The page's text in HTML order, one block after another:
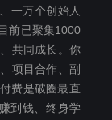
一万个创始人
前已聚集1000
共同成长。你
项目合作、副
费是破圈最‬直
到钱、终身学